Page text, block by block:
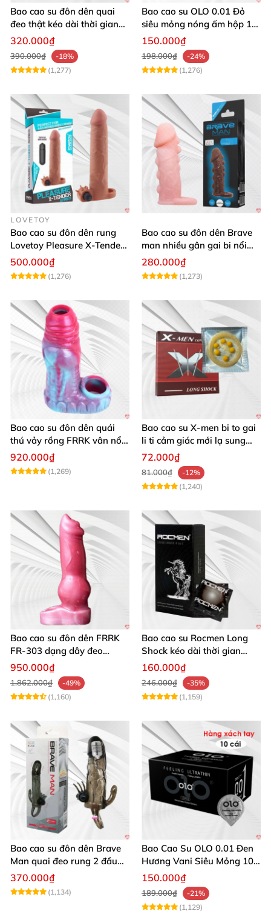
Bao cao su đôn dên quai
đeo thật kéo dài thời gian
quan hệ
320.000₫
390.000₫
-18%
(1,277)
Bao cao su OLO 0.01 Đỏ
siêu mỏng nóng ấm hộp 10
cái an toàn
150.000₫
198.000₫
-24%
(1,276)
LOVETOY
Bao cao su đôn dên rung
Lovetoy Pleasure X-Tender
tăng kích thước mạnh
500.000₫
(1,276)
Bao cao su đôn dên Brave
man nhiều gân gai bi nổi
tăng kích thước
280.000₫
(1,273)
Bao cao su đôn dên quái
thú vảy rồng FRRK vân nổi
hở đầu có quai đeo bìu
920.000₫
(1,269)
Bao cao su X-men bi to gai
li ti cảm giác mới lạ sung
sướng
72.000₫
81.000₫
-12%
(1,240)
Bao cao su đôn dên FRRK
FR‑303 dạng dây đeo
silicon y tế
950.000₫
1.862.000₫
-49%
(1,160)
Bao cao su Rocmen Long
Shock kéo dài thời gian
quan hệ hộp 12 cái
160.000₫
246.000₫
-35%
(1,159)
Bao cao su đôn dên Brave
Man quai đeo rung 2 đầu
nhánh phụ
370.000₫
(1,134)
Bao Cao Su OLO 0.01 Đen
Hương Vani Siêu Mỏng 10
Cái
150.000₫
189.000₫
-21%
(1,129)